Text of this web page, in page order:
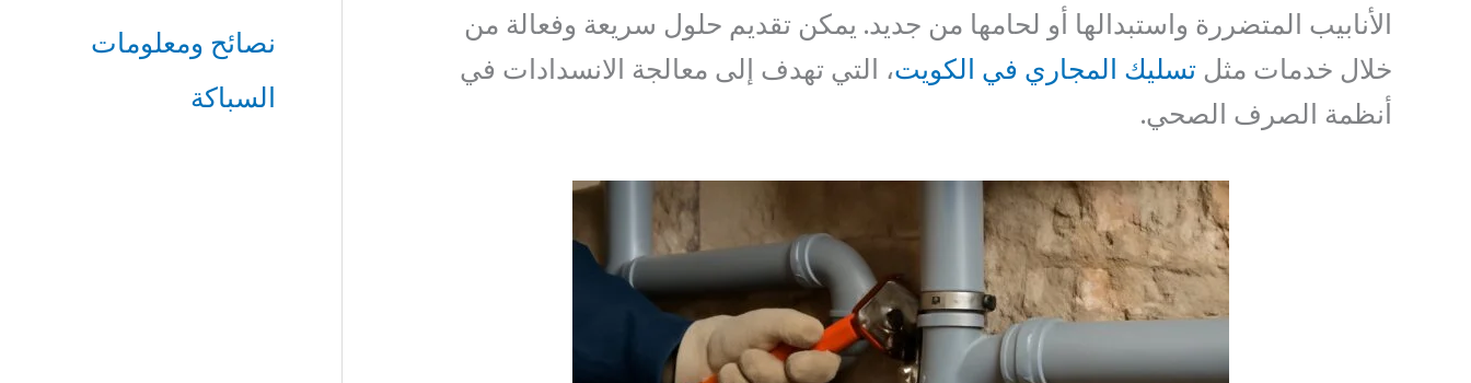
الأنابيب المتضررة واستبدالها أو لحامها من جديد. يمكن تقديم حلول سريعة وفعالة من
خلال خدمات مثل تسليك المجاري في الكويت، التي تهدف إلى معالجة الانسدادات في
أنظمة الصرف الصحي.
نصائح ومعلومات
السباكة